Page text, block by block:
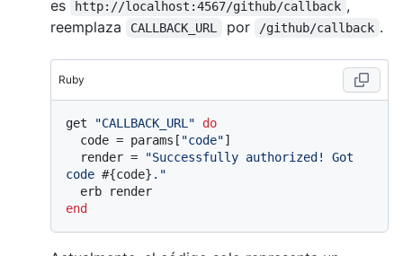
es http://localhost:4567/github/callback ,
reemplaza
CALLBACK_URL por /github/callback .
Ruby
get "CALLBACK_URL"
do
  code = params[
"code"]
  render =
"Successfully authorized! Got
code #{code} ."
end